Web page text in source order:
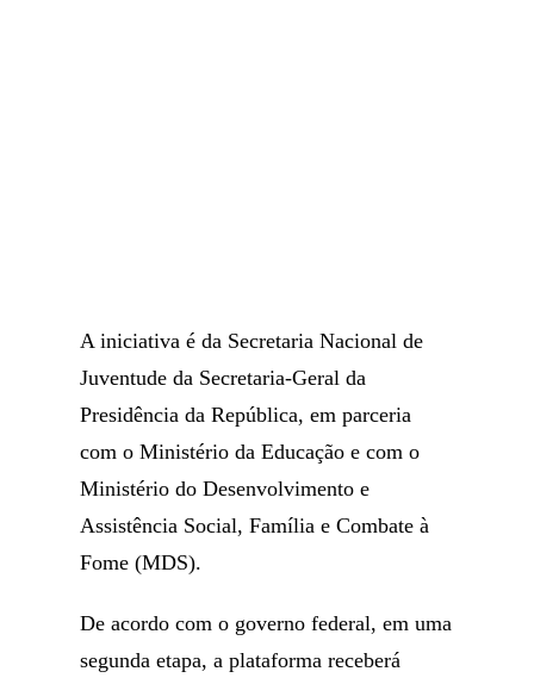
A iniciativa é da Secretaria Nacional de
Juventude da Secretaria-Geral da
Presidência da República, em parceria
com o Ministério da Educação e com o
Ministério do Desenvolvimento e
Assistência Social, Família e Combate à
Fome (MDS).
De acordo com o governo federal, em uma
segunda etapa, a plataforma receberá